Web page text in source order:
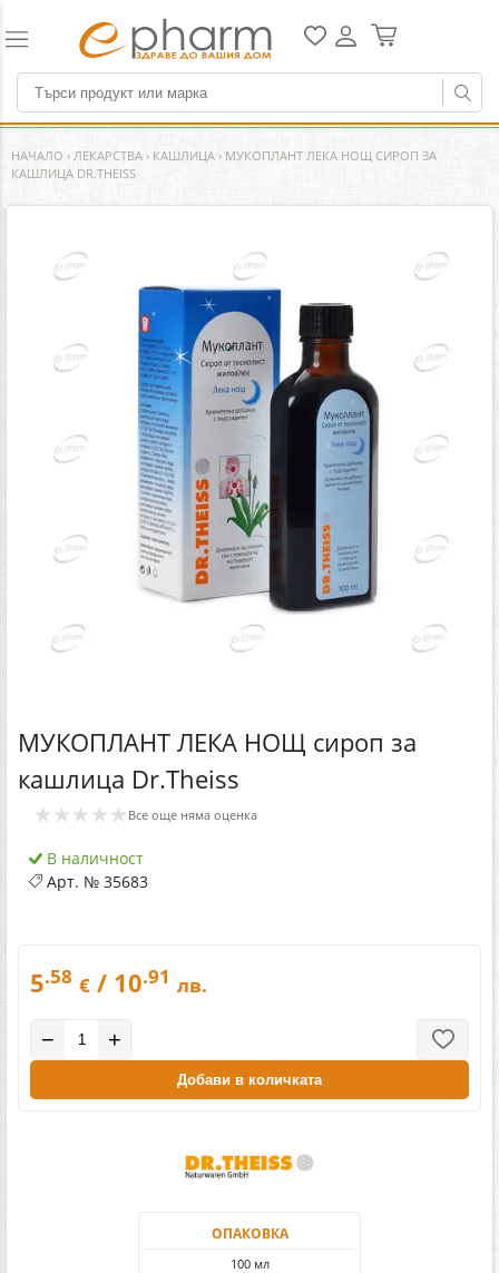
НАЧАЛО › ЛЕКАРСТВА › КАШЛИЦА › МУКОПЛАНТ ЛЕКА НОЩ СИРОП ЗА
КАШЛИЦА DR.THEISS
МУКОПЛАНТ ЛЕКА НОЩ сироп за
кашлица Dr.Theiss
★★★★★ Все още няма оценка
В наличност
Арт. № 35683
5.58 € / 10.91 лв.
− +
Добави в количката
ОПАКОВКА
100 мл